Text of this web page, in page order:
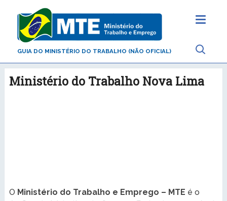
GUIA DO MINISTÉRIO DO TRABALHO (NÃO OFICIAL)
Ministério do Trabalho Nova Lima
O Ministério do Trabalho e Emprego – MTE é o